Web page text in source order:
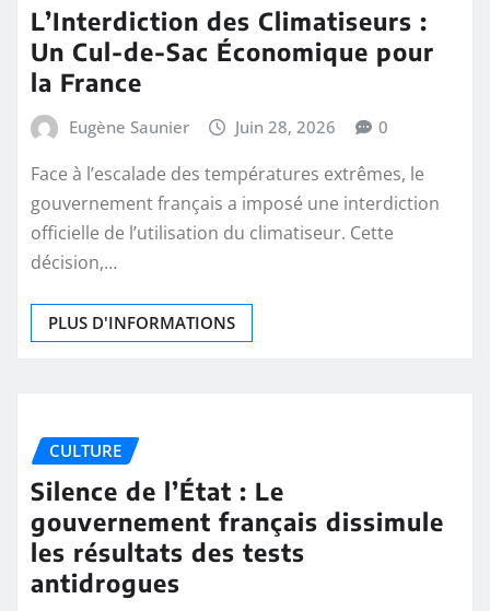
L’Interdiction des Climatiseurs :
Un Cul-de-Sac Économique pour
la France
Eugène Saunier Juin 28, 2026 0
Face à l’escalade des températures extrêmes, le
gouvernement français a imposé une interdiction
officielle de l’utilisation du climatiseur. Cette
décision,…
PLUS D'INFORMATIONS
CULTURE
Silence de l’État : Le
gouvernement français dissimule
les résultats des tests
antidrogues